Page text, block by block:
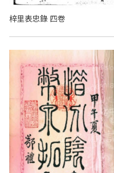
梓里表忠錄 四卷